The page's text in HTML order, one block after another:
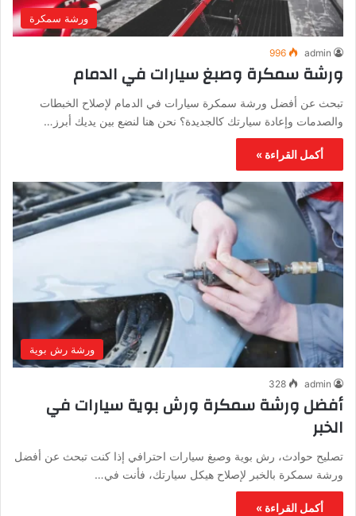
ورشة سمكرة
admin
996
ورشة سمكرة وصبغ سيارات في الدمام
تبحث عن أفضل ورشة سمكرة سيارات في الدمام لإصلاح الخبطات
والصدمات وإعادة سيارتك كالجديدة؟ نحن هنا لنضع بين يديك أبرز…
أكمل القراءة »
ورشة رش بوية
admin
328
أفضل ورشة سمكرة ورش بوية سيارات في
الخبر
تصليح حوادث، رش بوية وصبغ سيارات احترافي إذا كنت تبحث عن أفضل
ورشة سمكرة بالخبر لإصلاح هيكل سيارتك، فأنت في…
أكمل القراءة »